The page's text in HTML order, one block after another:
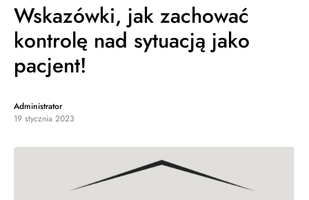
Wskazówki, jak zachować
kontrolę nad sytuacją jako
pacjent!
Administrator
19 stycznia 2023